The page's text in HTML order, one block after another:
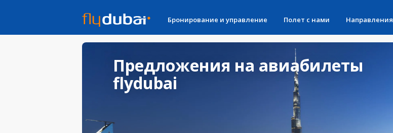
Бронирование и управление Полет с нами Направления
Предложения на авиабилеты
flydubai